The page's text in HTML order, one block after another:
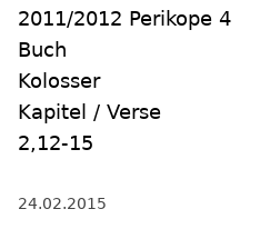
2011/2012 Perikope 4
Buch
Kolosser
Kapitel / Verse
2,12-15
24.02.2015